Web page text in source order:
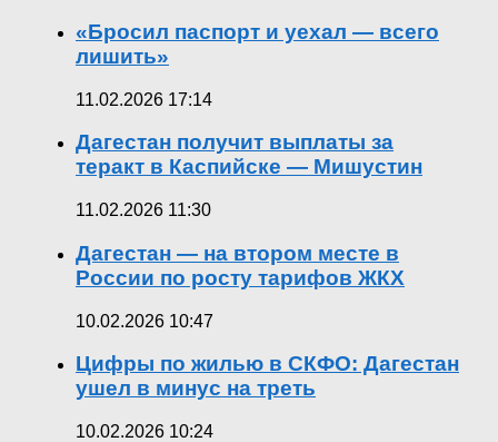
«Бросил паспорт и уехал — всего
лишить»
11.02.2026 17:14
Дагестан получит выплаты за
теракт в Каспийске — Мишустин
11.02.2026 11:30
Дагестан — на втором месте в
России по росту тарифов ЖКХ
10.02.2026 10:47
Цифры по жилью в СКФО: Дагестан
ушел в минус на треть
10.02.2026 10:24